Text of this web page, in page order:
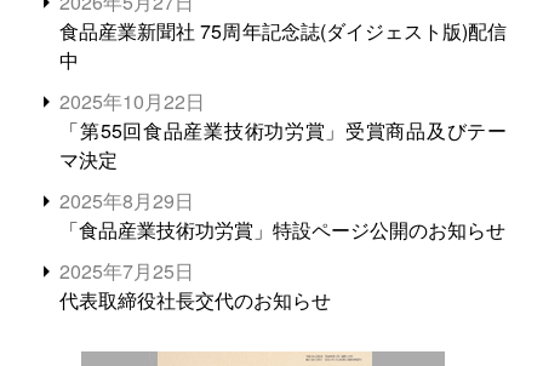
食品産業新聞社 75周年記念誌(ダイジェスト版)配信
中
2025年10月22日
「第55回食品産業技術功労賞」受賞商品及びテー
マ決定
2025年8月29日
「食品産業技術功労賞」特設ページ公開のお知らせ
2025年7月25日
代表取締役社長交代のお知らせ